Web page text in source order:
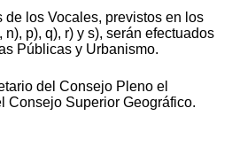
de los Vocales, previstos en los
n), p), q), r) y s), serán efectuados
Públicas y Urbanismo.
del Consejo Pleno el
Consejo Superior Geográfico.